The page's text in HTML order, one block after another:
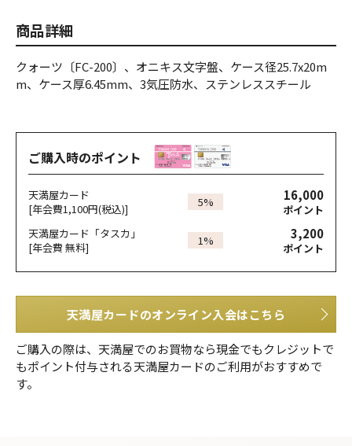
商品詳細
クォーツ〔FC-200〕、オニキス文字盤、ケース径25.7x20m
m、ケース厚6.45mm、3気圧防水、ステンレススチール
ご購入時のポイント
天満屋カード
[年会費1,100円(税込)]
5% 16,000
ポイント
天満屋カード「タスカ」
[年会費 無料]
1% 3,200
ポイント
天満屋カードのオンライン入会はこちら
ご購入の際は、天満屋でのお買物なら現金でもクレジットで
もポイント付与される天満屋カードのご利用がおすすめで
す。